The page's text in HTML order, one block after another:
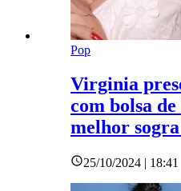
Pop
Virginia
com bolsa
melhor
25/10/2024 | 18:41